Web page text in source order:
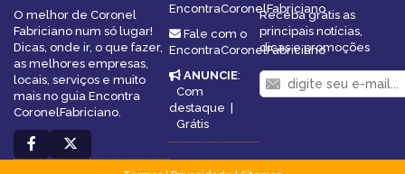
O melhor de Coronel
Fabriciano num só lugar!
Dicas, onde ir, o que fazer,
as melhores empresas,
locais, serviços e muito
mais no guia Encontra
CoronelFabriciano.
EncontraCoronelFabriciano
Fale com o
EncontraCoronelFabriciano
ANUNCIE:
Com
destaque |
Grátis
Receba grátis as
principais notícias,
dicas e promoções